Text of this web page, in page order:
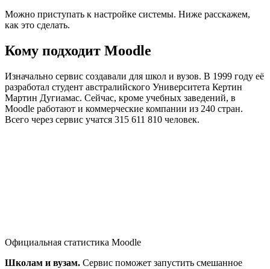
Можно приступать к настройке системы. Ниже расскажем,
как это сделать.
Кому подходит Moodle
Изначально сервис создавали для школ и вузов. В 1999 году её
разработал студент австралийского Университета Кертин
Мартин Дугиамас. Сейчас, кроме учебных заведений, в
Moodle работают и коммерческие компании из 240 стран.
Всего через сервис учатся 315 611 810 человек.
Официальная статистика Moodle
Школам и вузам. Сервис поможет запустить смешанное